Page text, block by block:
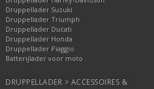
Druppellader Suzuki
Druppellader Triumph
Druppellader Ducati
Druppellader Honda
Druppellader Piaggio
Batterijlader voor moto
DRUPPELLADER > ACCESSOIRES &